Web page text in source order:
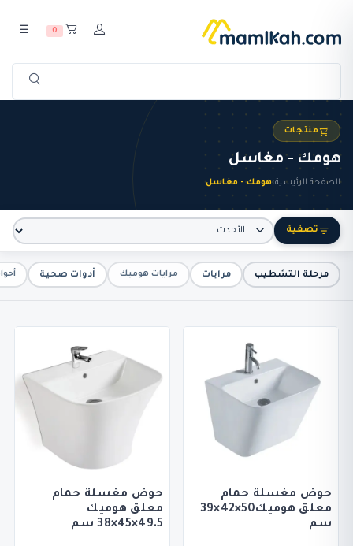
0
☰
منتجات
هومك - مغاسل
الصفحة الرئيسية›هومك - مغاسل
تصفية
مرحلة التشطيب مرايات مرايات هوميك أدوات صحية
حوض مغسلة حمام
معلق هوميك50×42×39
سم
حوض مغسلة حمام
معلق هوميك
49.5×45×38 سم